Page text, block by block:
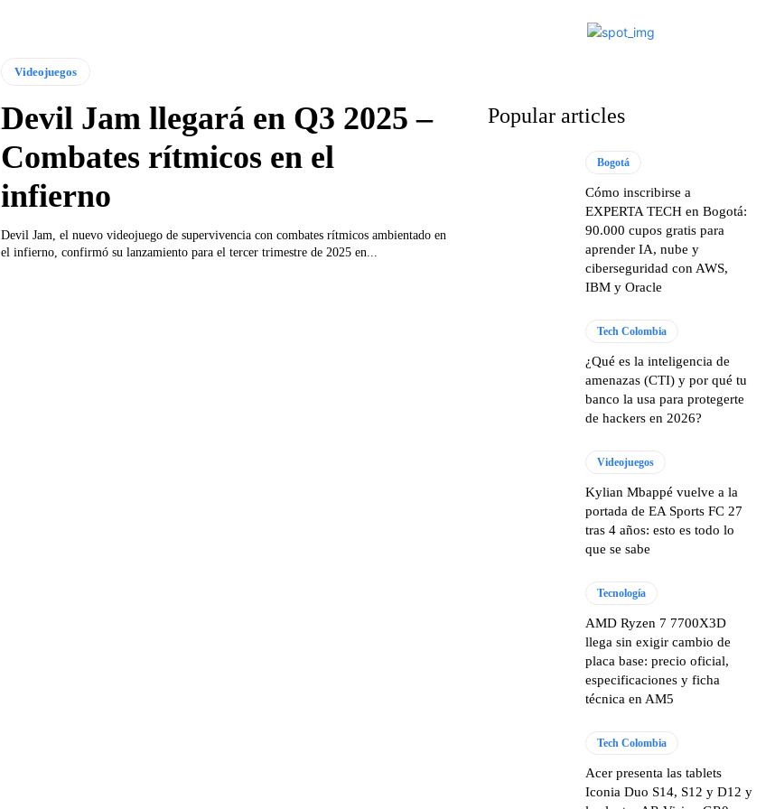
Videojuegos
Devil Jam llegará en Q3 2025 –
Combates rítmicos en el
infierno
Devil Jam, el nuevo videojuego de supervivencia con combates rítmicos ambientado en
el infierno, confirmó su lanzamiento para el tercer trimestre de 2025 en...
Popular articles
Bogotá
Cómo inscribirse a
EXPERTA TECH en Bogotá:
90.000 cupos gratis para
aprender IA, nube y
ciberseguridad con AWS,
IBM y Oracle
Tech Colombia
¿Qué es la inteligencia de
amenazas (CTI) y por qué tu
banco la usa para protegerte
de hackers en 2026?
Videojuegos
Kylian Mbappé vuelve a la
portada de EA Sports FC 27
tras 4 años: esto es todo lo
que se sabe
Tecnología
AMD Ryzen 7 7700X3D
llega sin exigir cambio de
placa base: precio oficial,
especificaciones y ficha
técnica en AM5
Tech Colombia
Acer presenta las tablets
Iconia Duo S14, S12 y D12 y